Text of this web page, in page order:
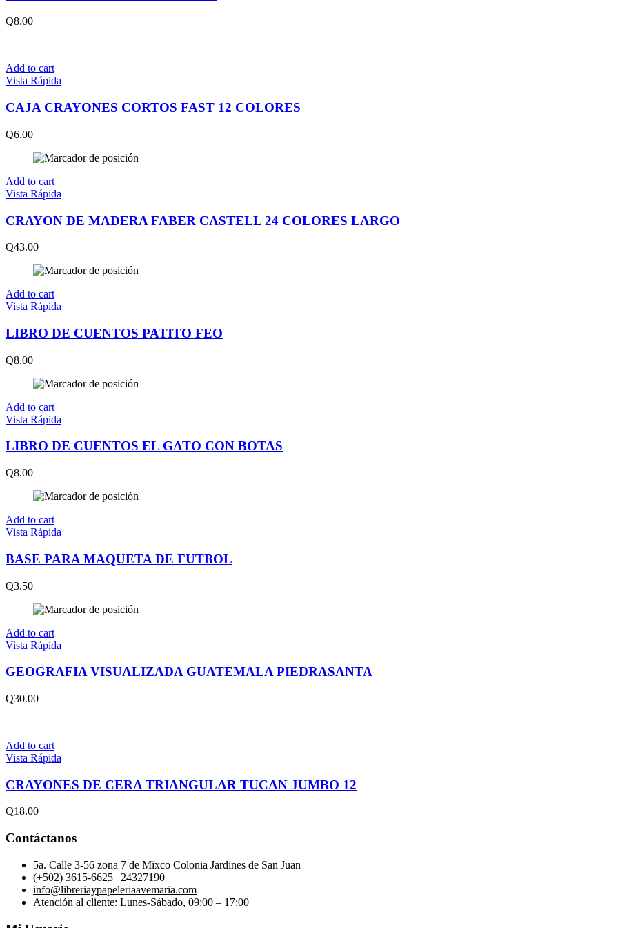
Q8.00
Add to cart
Vista Rápida
CAJA CRAYONES CORTOS FAST 12 COLORES
Q6.00
Add to cart
Vista Rápida
CRAYON DE MADERA FABER CASTELL 24 COLORES LARGO
Q43.00
Add to cart
Vista Rápida
LIBRO DE CUENTOS PATITO FEO
Q8.00
Add to cart
Vista Rápida
LIBRO DE CUENTOS EL GATO CON BOTAS
Q8.00
Add to cart
Vista Rápida
BASE PARA MAQUETA DE FUTBOL
Q3.50
Add to cart
Vista Rápida
GEOGRAFIA VISUALIZADA GUATEMALA PIEDRASANTA
Q30.00
Add to cart
Vista Rápida
CRAYONES DE CERA TRIANGULAR TUCAN JUMBO 12
Q18.00
Contáctanos
5a. Calle 3-56 zona 7 de Mixco Colonia Jardines de San Juan
(+502) 3615-6625 | 24327190
info@libreriaypapeleriaavemaria.com
Atención al cliente: Lunes-Sábado, 09:00 – 17:00